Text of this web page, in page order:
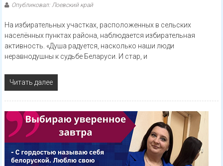
Опубликовал: Лоевский край
На избирательных участках, расположенных в сельских
населённых пунктах района, наблюдается избирательная
активность. «Душа радуется, насколько наши люди
неравнодушны к судьбе Беларуси. И стар, и
Читать далее